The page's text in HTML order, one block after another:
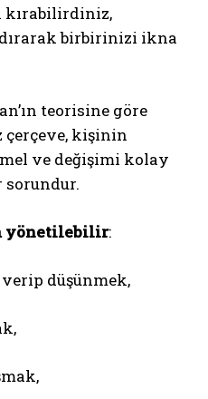
birbirinizi ikna
teorisine göre
çerçeve, kişinin
ve değişimi kolay
sorundur.
yönetilebilir:
düşünmek,